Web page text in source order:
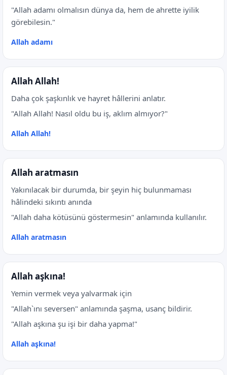
"Allah adamı olmalısın dünya da, hem de ahrette iyilik
görebilesin."
Allah adamı
Allah Allah!
Daha çok şaşkınlık ve hayret hâllerini anlatır.
"Allah Allah! Nasıl oldu bu iş, aklım almıyor?"
Allah Allah!
Allah aratmasın
Yakınılacak bir durumda, bir şeyin hiç bulunmaması
hâlindeki sıkıntı anında
"Allah daha kötüsünü göstermesin" anlamında kullanılır.
Allah aratmasın
Allah aşkına!
Yemin vermek veya yalvarmak için
"Allah`ını seversen" anlamında şaşma, usanç bildirir.
"Allah aşkına şu işi bir daha yapma!"
Allah aşkına!